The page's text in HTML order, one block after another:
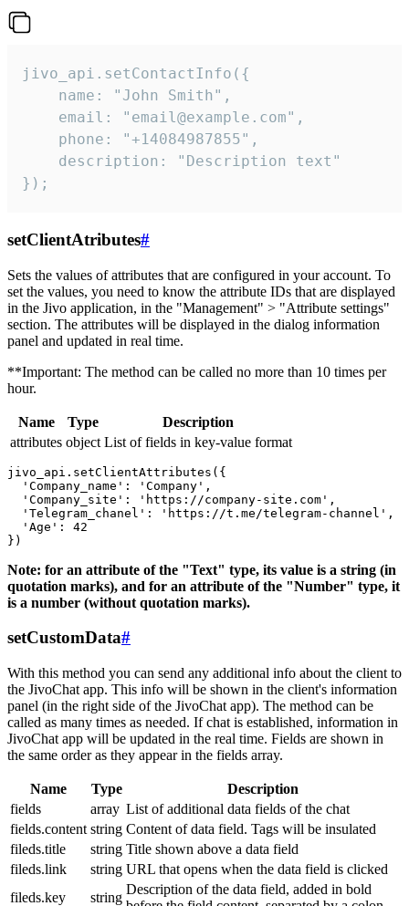
jivo_api.setContactInfo({
    name: "John Smith",
    email: "email@example.com",
    phone: "+14084987855",
    description: "Description text"
});
setClientAtributes#
Sets the values ​​of attributes that are configured in your account. To
set the values, you need to know the attribute IDs that are displayed
in the Jivo application, in the "Management" > "Attribute settings"
section. The attributes will be displayed in the dialog information
panel and updated in real time.
**Important: The method can be called no more than 10 times per
hour.
Name Type
Description
attributes object List of fields in key-value format
jivo_api.setClientAttributes({
  'Company_name': 'Company',
  'Company_site': 'https://company-site.com',
  'Telegram_chanel': 'https://t.me/telegram-channel',
  'Age': 42
Note: for an attribute of the "Text" type, its value is a string (in
quotation marks), and for an attribute of the "Number" type, it
is a number (without quotation marks).
setCustomData#
With this method you can send any additional info about the client to
the JivoChat app. This info will be shown in the client's information
panel (in the right side of the JivoChat app). The method can be
called as many times as needed. If chat is established, information in
JivoChat app will be updated in the real time. Fields are shown in
the same order as they appear in the fields array.
Name Type
Description
fields
array List of additional data fields of the chat
fields.content string Content of data field. Tags will be insulated
fileds.title
string Title shown above a data field
fileds.link
string URL that opens when the data field is clicked
fileds.key
string
Description of the data field, added in bold